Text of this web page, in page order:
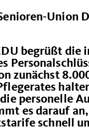
Union
begrüßt
zunächst
personelle
es darauf
schnell